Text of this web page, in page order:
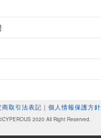
商取引法表記 ｜ 個人情報保護方針
2020 All Right Reserved.